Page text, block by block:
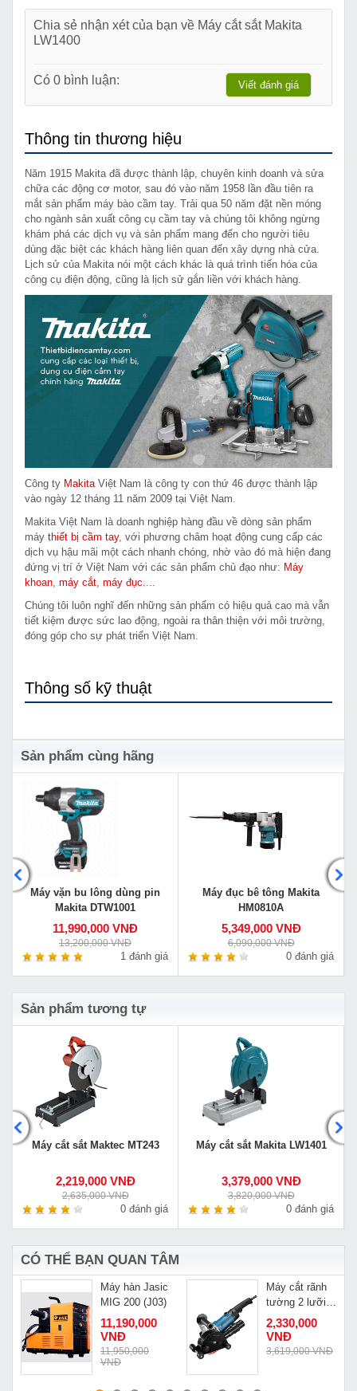
Chia sẻ nhận xét của bạn về Máy cắt sắt Makita
LW1400
Có 0 bình luận: Viết đánh giá
Thông tin thương hiệu
Năm 1915 Makita đã được thành lập, chuyên kinh doanh và sửa
chữa các động cơ motor, sau đó vào năm 1958 lần đầu tiên ra
mắt sản phẩm máy bào cầm tay. Trải qua 50 năm đặt nền móng
cho ngành sản xuất công cụ cầm tay và chúng tôi không ngừng
khám phá các dịch vụ và sản phẩm mang đến cho người tiêu
dùng đặc biệt các khách hàng liên quan đến xây dựng nhà cửa.
Lịch sử của Makita nói một cách khác là quá trình tiến hóa của
công cụ điện động, cũng là lịch sử gắn liền với khách hàng.
Công ty MakitaViệt Nam là công ty con thứ 46 được thành lập
vào ngày 12 tháng 11 năm 2009 tại Việt Nam.
Makita Việt Nam là doanh nghiệp hàng đầu về dòng sản phẩm
máy thiết bị cầm tay, với phương châm hoạt động cung cấp các
dịch vụ hậu mãi một cách nhanh chóng, nhờ vào đó mà hiện đang
đứng vị trí ở Việt Nam với các sản phẩm chủ đạo như: Máy
khoan, máy cắt, máy đục....
Chúng tôi luôn nghĩ đến những sản phẩm có hiệu quả cao mà vẫn
tiết kiệm được sức lao động, ngoài ra thân thiện với môi trường,
đóng góp cho sự phát triển Việt Nam.
Thông số kỹ thuật
Sản phẩm cùng hãng
Máy vặn bu lông dùng pin
Makita DTW1001
11,990,000 VNĐ
13,200,000 VNĐ
1 đánh giá
Máy đục bê tông Makita
HM0810A
5,349,000 VNĐ
6,090,000 VNĐ
0 đánh giá
Sản phẩm tương tự
Máy cắt sắt Maktec MT243
2,219,000 VNĐ
2,635,000 VNĐ
0 đánh giá
Máy cắt sắt Makita LW1401
3,379,000 VNĐ
3,820,000 VNĐ
0 đánh giá
CÓ THỂ BẠN QUAN TÂM
Máy hàn Jasic
MIG 200 (J03)
11,190,000
VNĐ
11,950,000
VNĐ
Máy cắt rãnh
tường 2 lưỡi
Dongcheng
Z1R-FF02-150
2,330,000
VNĐ
3,619,000 VNĐ